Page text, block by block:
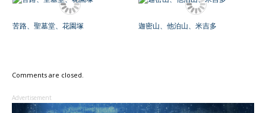
苦路、聖墓堂、花園塚 迦密山、他泊山、米吉多
Comments are closed.
Advertisement